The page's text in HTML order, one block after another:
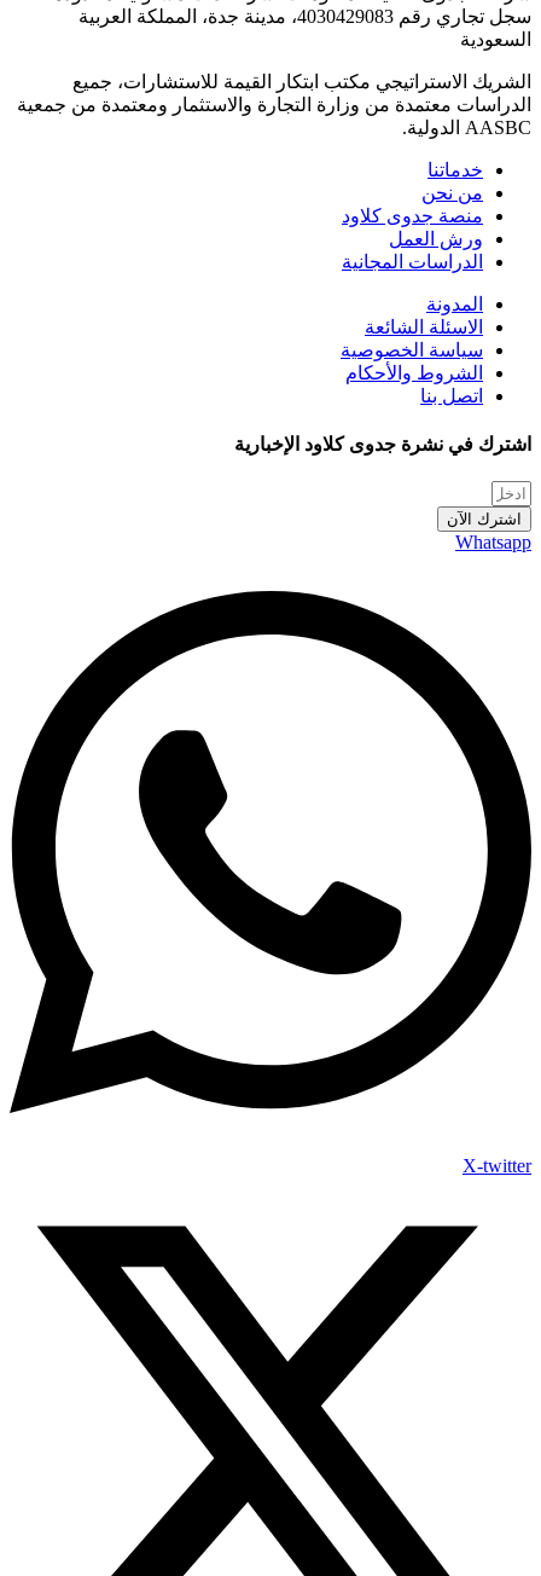
سجل تجاري رقم 4030429083، مدينة جدة، المملكة العربية
السعودية
الشريك الاستراتيجي مكتب ابتكار القيمة للاستشارات، جميع
الدراسات معتمدة من وزارة التجارة والاستثمار ومعتمدة من جمعية
AASBC الدولية.
خدماتنا
من نحن
منصة جدوى كلاود
ورش العمل
الدراسات المجانية
المدونة
الاسئلة الشائعة
سياسة الخصوصية
الشروط والأحكام
اتصل بنا
اشترك في نشرة جدوى كلاود الإخبارية
اشترك الآن
Whatsapp
X-twitter